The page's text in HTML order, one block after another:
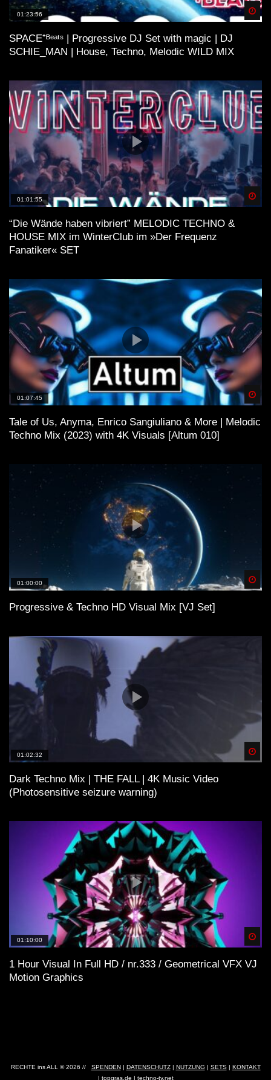
01:23:56
SPACE⁺ᴮᵉᵃᵗˢ | Progressive DJ Set with magic | DJ
SCHIE_MAN | House, Techno, Melodic WILD MIX
01:01:55
“Die Wände haben vibriert” MELODIC TECHNO &
HOUSE MIX im WinterClub im »Der Frequenz
Fanatiker« SET
01:07:45
Tale of Us, Anyma, Enrico Sangiuliano & More | Melodic
Techno Mix (2023) with 4K Visuals [Altum 010]
01:00:00
Progressive & Techno HD Visual Mix [VJ Set]
01:02:32
Dark Techno Mix | THE FALL | 4K Music Video
(Photosensitive seizure warning)
01:10:00
1 Hour Visual In Full HD / nr.333 / Geometrical VFX VJ
Motion Graphics
RECHTE ins ALL © 2026 // SPENDEN| DATENSCHUTZ| NUTZUNG | SETS| KONTAKT
| topgras.de | techno-tv.net